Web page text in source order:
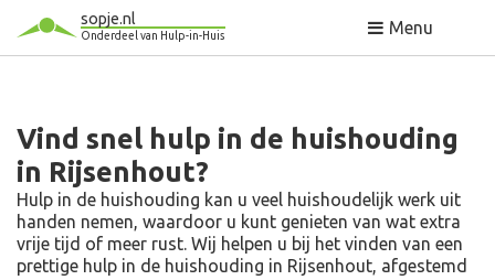
sopje.nl
Onderdeel van Hulp-in-Huis Menu
Vind snel hulp in de huishouding
in Rijsenhout?
Hulp in de huishouding kan u veel huishoudelijk werk uit
handen nemen, waardoor u kunt genieten van wat extra
vrije tijd of meer rust. Wij helpen u bij het vinden van een
prettige hulp in de huishouding in Rijsenhout, afgestemd